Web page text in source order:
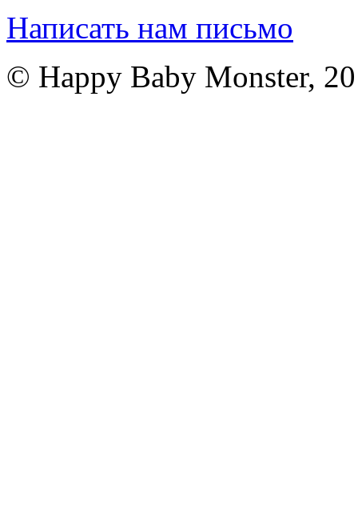
Написать нам письмо
© Happy Baby Monster,